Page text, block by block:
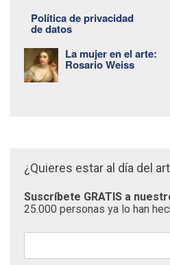
Política de privacidad
de datos
La mujer en el arte:
Rosario Weiss
¿Quieres estar al día del
Suscríbete GRATIS a
25.000 personas ya lo han